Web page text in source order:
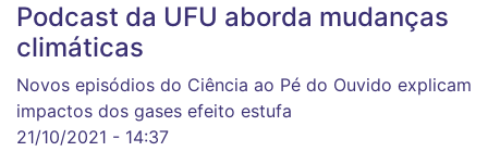
Podcast da UFU aborda mudanças
climáticas
Novos episódios do Ciência ao Pé do Ouvido explicam
impactos dos gases efeito estufa
21/10/2021 - 14:37